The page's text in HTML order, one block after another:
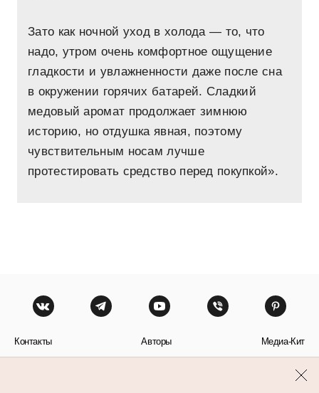
Зато как ночной уход в холода — то, что
надо, утром очень комфортное ощущение
гладкости и увлажненности даже после сна
в окружении горячих батарей. Сладкий
медовый аромат продолжает зимнюю
историю, но отдушка явная, поэтому
чувствительным носам лучше
протестировать средство перед покупкой».
Контакты Авторы Медиа-Кит